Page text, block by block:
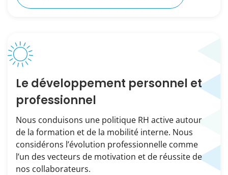
Le développement personnel et
professionnel
Nous conduisons une politique RH active autour
de la formation et de la mobilité interne. Nous
considérons l’évolution professionnelle comme
l’un des vecteurs de motivation et de réussite de
nos collaborateurs.